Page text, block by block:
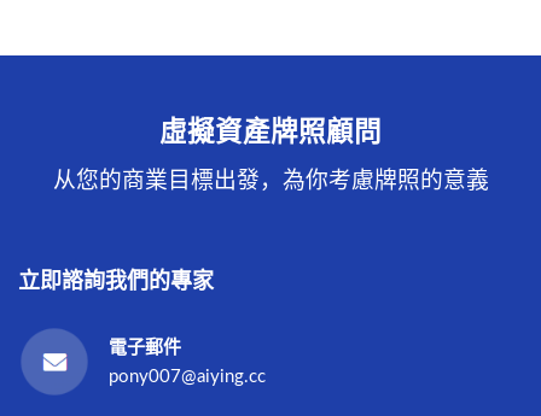
虛擬資產牌照顧問
从您的商業目標出發，為你考慮牌照的意義
立即諮詢我們的專家
電子郵件
pony007@aiying.cc